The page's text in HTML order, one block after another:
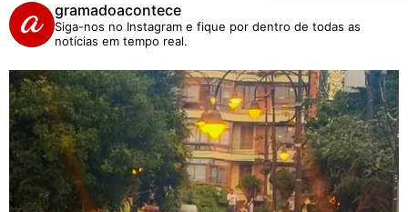
gramadoacontece
Siga-nos no Instagram e fique por dentro de todas as
notícias em tempo real.